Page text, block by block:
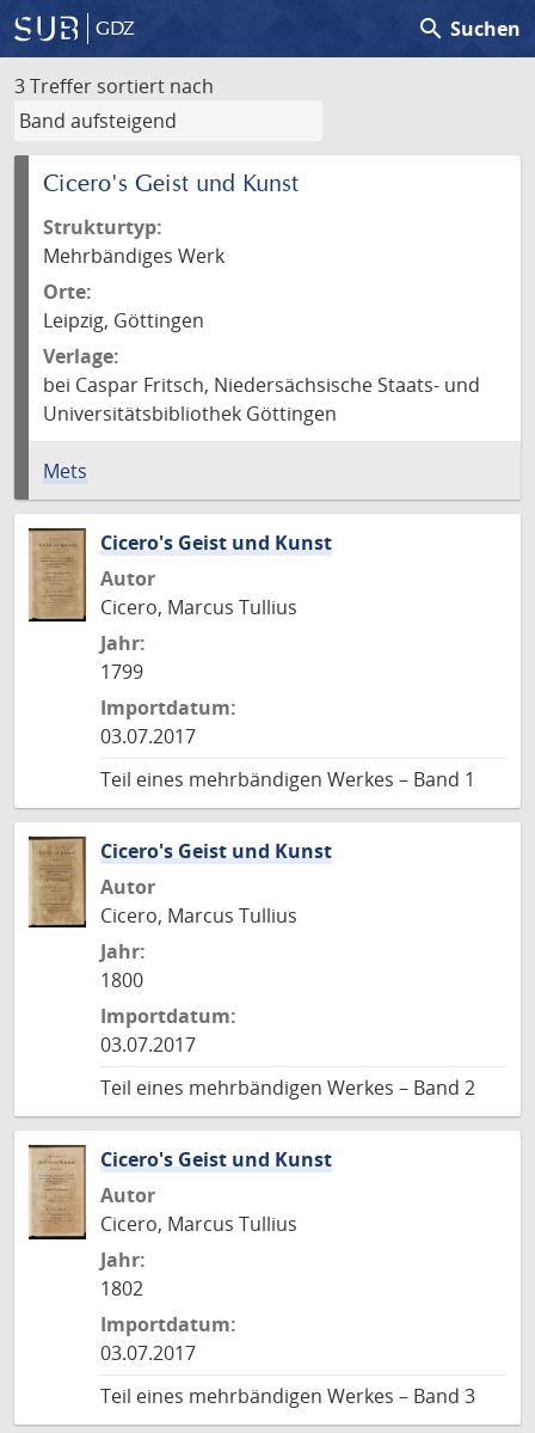
GDZ search Suchen
3 Treffer sortiert nach
Cicero's Geist und Kunst
Strukturtyp:
Mehrbändiges Werk
Orte:
Leipzig, Göttingen
Verlage:
bei Caspar Fritsch, Niedersächsische Staats- und
Universitätsbibliothek Göttingen
Mets
Cicero's Geist und Kunst
Autor
Cicero, Marcus Tullius
Jahr:
1799
Importdatum:
03.07.2017
Teil eines mehrbändigen Werkes – Band 1
Cicero's Geist und Kunst
Autor
Cicero, Marcus Tullius
Jahr:
1800
Importdatum:
03.07.2017
Teil eines mehrbändigen Werkes – Band 2
Cicero's Geist und Kunst
Autor
Cicero, Marcus Tullius
Jahr:
1802
Importdatum:
03.07.2017
Teil eines mehrbändigen Werkes – Band 3